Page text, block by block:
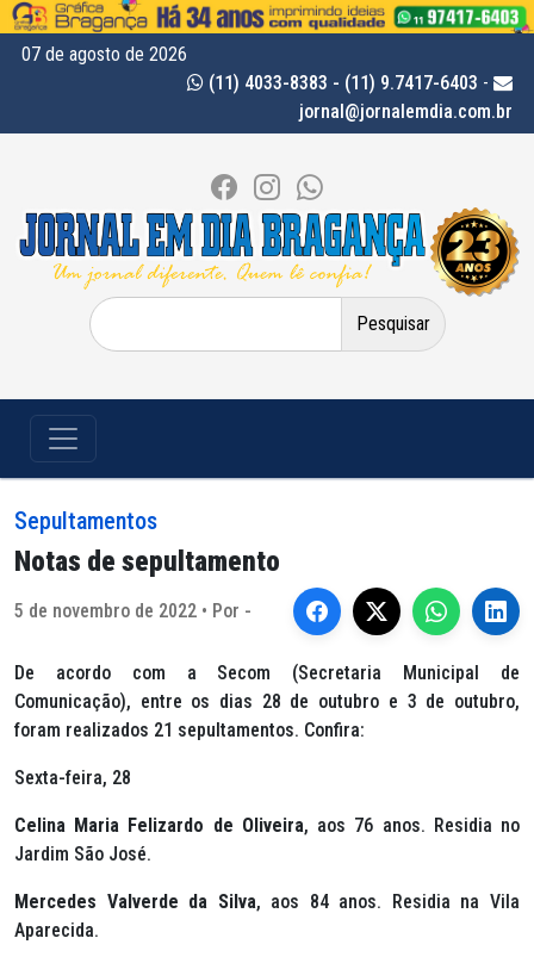
07 de agosto de 2026
(11) 4033-8383 - (11) 9.7417-6403 -
jornal@jornalemdia.com.br
Pesquisar
por:
Sepultamentos
Notas de sepultamento
5 de novembro de 2022 • Por -
De acordo com a Secom (Secretaria Municipal de
Comunicação), entre os dias 28 de outubro e 3 de outubro,
foram realizados 21 sepultamentos. Confira:
Sexta-feira, 28
Celina Maria Felizardo de Oliveira, aos 76 anos. Residia no
Jardim São José.
Mercedes Valverde da Silva, aos 84 anos. Residia na Vila
Aparecida.